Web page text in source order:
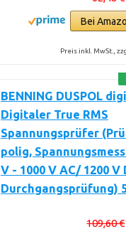
Bei
Preis inkl. MwSt.,
BENNING DUSPOL
Digitaler True RMS
Spannungsprüfer
polig,
V - 1000 V AC/ 1200 V
Durchgangsprüfung)
109,60 €